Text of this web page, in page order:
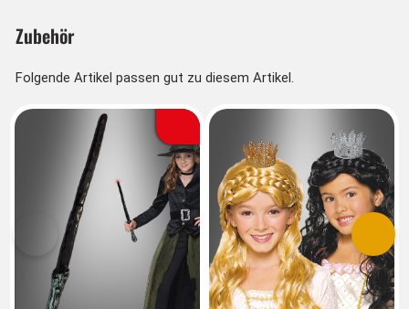
Zubehör
Folgende Artikel passen gut zu diesem Artikel.
Vorherige